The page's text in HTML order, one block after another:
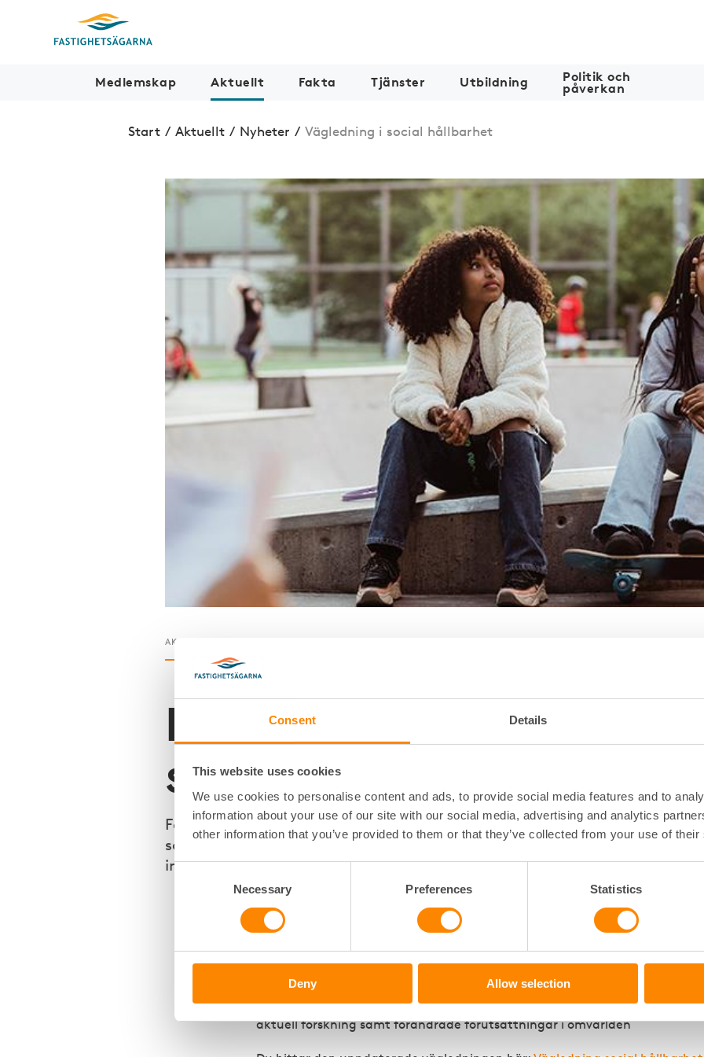
Consent Details
This website uses cookies
We use cookies to personalise content and ads, to provide social media features and to
information about your use of our site with our social media, advertising and analytics
other information that you’ve provided to them or that they’ve collected from your use of
Necessary Preferences Statistics
Deny Allow selection
Medlemskap Aktuellt Fakta Tjänster Utbildning Politik och
påverkan
Start / Aktuellt / Nyheter / Vägledning i social hållbarhet
AKTUELLT
Ny version av vår
social hållbarhet lanserad
Fastighetsägarna har nu tagit fram en uppdaterad version av vår
social hållbarhet – ett praktiskt stöd för fastighetsägare som vill skapa
inkluderande och hållbara boendemiljöer.
Den nya versionen av vägledningen innehåller konkreta exempel, verktyg
som underlättar arbetet med att integrera social hållbarhet i det dagliga
trygghetsskapande insatser, erbjuder materialet stöd till såväl nybörjare
Uppdateringen bygger på erfarenheter från användare av den tidigare
aktuell forskning samt förändrade förutsättningar i omvärlden